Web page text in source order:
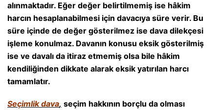
alınmaktadır. Eğer değer belirtilmemiş ise hâkim
harcın hesaplanabilmesi için davacıya süre verir. Bu
süre içinde de değer gösterilmez ise dava dilekçesi
işleme konulmaz. Davanın konusu eksik gösterilmiş
ise ve davalı da itiraz etmemiş olsa bile hâkim
kendiliğinden dikkate alarak eksik yatırılan harcı
tamamlatır.
Seçimlik dava, seçim hakkının borçlu da olması